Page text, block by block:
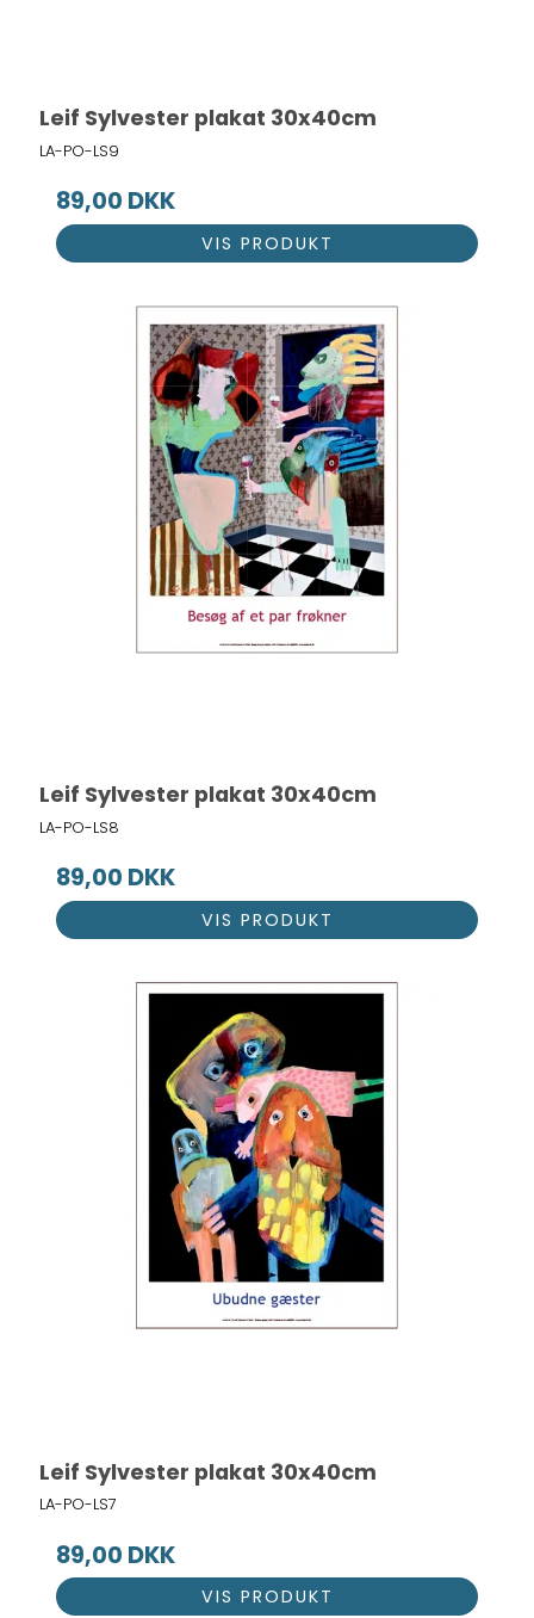
Leif Sylvester plakat 30x40cm
LA-PO-LS9
89,00 DKK
VIS PRODUKT
Leif Sylvester plakat 30x40cm
LA-PO-LS8
89,00 DKK
VIS PRODUKT
Leif Sylvester plakat 30x40cm
LA-PO-LS7
89,00 DKK
VIS PRODUKT